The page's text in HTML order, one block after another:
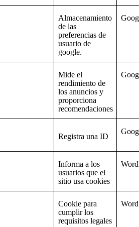
Almacenamiento
de las
preferencias de
usuario de
google.
Mide el
rendimiento de
los anuncios y
proporciona
recomendaciones
Registra una ID
Informa a los
usuarios que el
sitio usa cookies
Cookie para
cumplir los
requisitos legales